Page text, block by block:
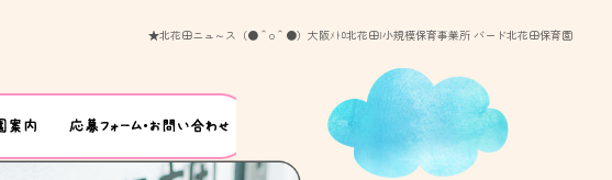
★北花田ニュ～ス（●＾o＾●）大阪ﾒﾄﾛ北花田|小規模保育事業所 バード北花田保育園